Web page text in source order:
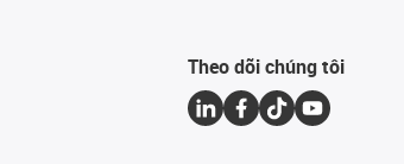
Theo dõi chúng tôi